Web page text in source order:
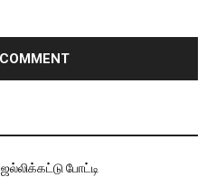
ஜல்லிக்கட்டு போட்டி